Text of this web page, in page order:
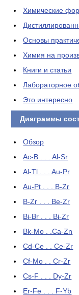
Химические
Основы
Химия на
Книги и статьи
Лабораторное
Это интересно
Диаграммы
Обзор
Ac-B . . . Al-Sr
Al-Tl . . . Au-Pr
Au-Pt . . . B-Zr
B-Zr . . . Be-Zr
Bi-Br . . . Bi-Zr
Bk-Mo . .Ca-Zn
Cd-Ce . . Ce-Zr
Cf-Mo . . Cr-Zr
Cs-F . . . Dy-Zr
Er-Fe . . . F-Yb